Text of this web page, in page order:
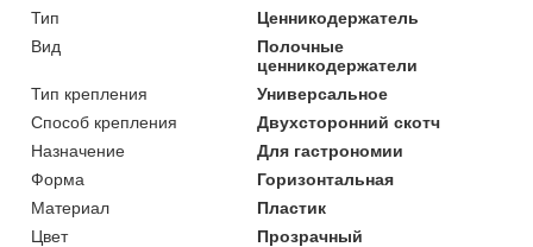
Тип
Ценникодержатель
Вид
Полочные
ценникодержатели
Тип крепления
Универсальное
Способ крепления
Двухсторонний скотч
Назначение
Для гастрономии
Форма
Горизонтальная
Материал
Пластик
Цвет
Прозрачный